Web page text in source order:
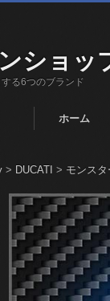
ショッ
る6つのブランド
ホーム
> DUCATI > モンス